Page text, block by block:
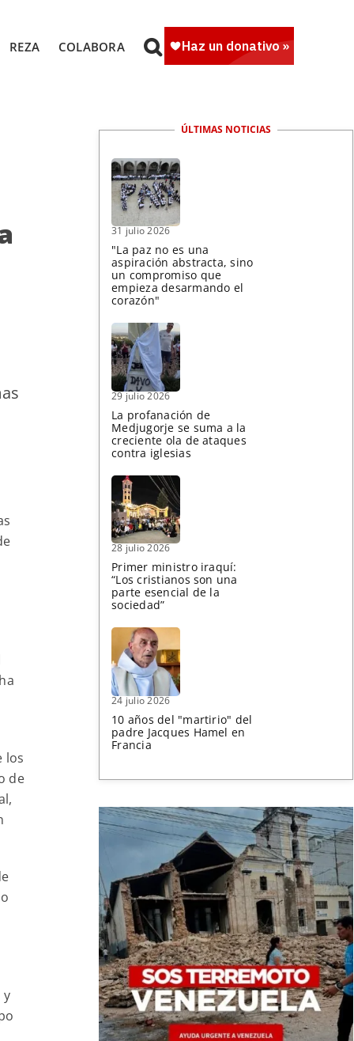
REZA COLABORA
los
de
y
ÚLTIMAS NOTICIAS
31 julio 2026
"La paz no es una
aspiración abstracta, sino
un compromiso que
empieza desarmando el
corazón"
29 julio 2026
La profanación de
Medjugorje se suma a la
creciente ola de ataques
contra iglesias
28 julio 2026
Primer ministro iraquí:
“Los cristianos son una
parte esencial de la
sociedad”
24 julio 2026
10 años del "martirio" del
padre Jacques Hamel en
Francia